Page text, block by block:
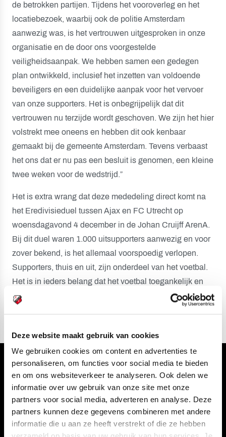
Deze website maakt gebruik van cookies
We gebruiken cookies om content en advertenties te
personaliseren, om functies voor social media te bieden
en om ons websiteverkeer te analyseren. Ook delen we
informatie over uw gebruik van onze site met onze
partners voor social media, adverteren en analyse. Deze
partners kunnen deze gegevens combineren met andere
informatie die u aan ze heeft verstrekt of die ze hebben
de betrokken partijen. Tijdens het vooroverleg en het
locatiebezoek, waarbij ook de politie Amsterdam
aanwezig was, is het vertrouwen uitgesproken in onze
organisatie en de door ons voorgestelde
veiligheidsaanpak. We hebben samen een gedegen
plan ontwikkeld, inclusief het inzetten van voldoende
beveiligers en een duidelijke aanpak voor het vervoer
van onze supporters. Het is onbegrijpelijk dat dit
vertrouwen nu terzijde wordt geschoven. We zijn het hier
volstrekt mee oneens en hebben dit ook kenbaar
gemaakt bij de gemeente Amsterdam. Tevens verbaast
het ons dat er nu pas een besluit is genomen, een kleine
twee weken voor de wedstrijd.”
Het is extra wrang dat deze mededeling direct komt na
het Eredivisieduel tussen Ajax en FC Utrecht op
woensdagavond 4 december in de Johan Cruijff ArenA.
Bij dit duel waren 1.000 uitsupporters aanwezig en voor
zover bekend, is het allemaal voorspoedig verlopen.
Supporters, thuis en uit, zijn onderdeel van het voetbal.
Het is in ieders belang dat het voetbal toegankelijk en
veilig blijft voor alle supporters.
Volg ons ook via
Navigeer naar